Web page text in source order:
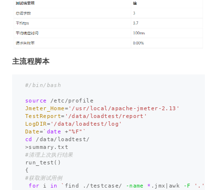
主流程脚本
#/bin/bash
source
Jmeter_Home='/usr/local/apache-jmeter-2.13'
TestReport= '/data/loadtest/report'
LogDIR='/data/loadtest/log'
Date=` date +"%F" `
cd
>
#清理上次执行结果
run_test ()
{
#获取测试用例
for i in ` find ./testcase/ -name * .jmx|awk -F '.'